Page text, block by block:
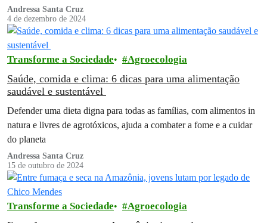
Andressa Santa Cruz
4 de dezembro de 2024
Transforme a Sociedade Agroecologia
Saúde, comida e clima: 6 dicas para uma alimentação
saudável e sustentável
Defender uma dieta digna para todas as famílias, com alimentos in
natura e livres de agrotóxicos, ajuda a combater a fome e a cuidar
do planeta
Andressa Santa Cruz
15 de outubro de 2024
Transforme a Sociedade Agroecologia